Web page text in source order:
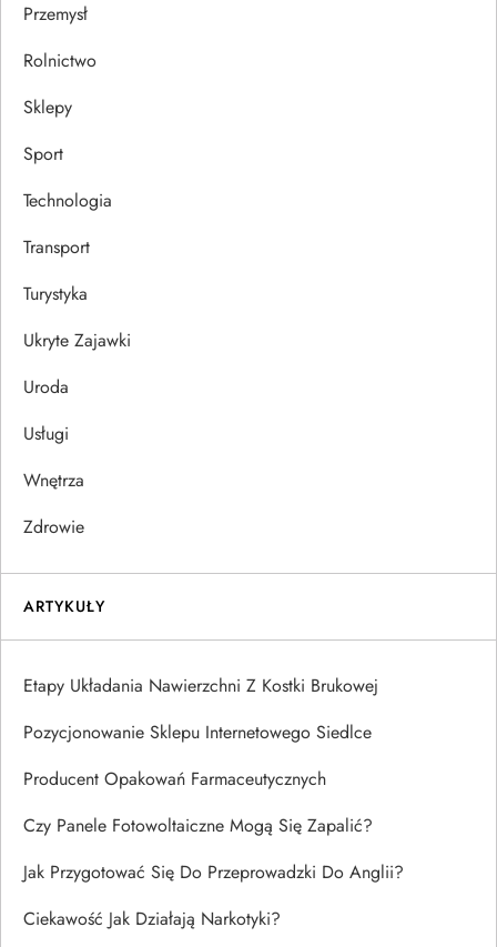
Przemysł
Rolnictwo
Sklepy
Sport
Technologia
Transport
Turystyka
Ukryte Zajawki
Uroda
Usługi
Wnętrza
Zdrowie
ARTYKUŁY
Etapy Układania Nawierzchni Z Kostki Brukowej
Pozycjonowanie Sklepu Internetowego Siedlce
Producent Opakowań Farmaceutycznych
Czy Panele Fotowoltaiczne Mogą Się Zapalić?
Jak Przygotować Się Do Przeprowadzki Do Anglii?
Ciekawość Jak Działają Narkotyki?